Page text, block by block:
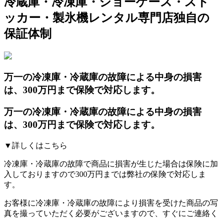
ッカー・製氷機レンタル専門店独自の
保証体制
万一の冷凍庫・冷蔵庫の故障による中身の損害
は、300万円まで保険で対応します。
万一の冷凍庫・冷蔵庫の故障による中身の損害
は、300万円まで保険で対応します。
▼詳しくはこちら
冷凍庫・冷蔵庫の故障で商品に損害が生じた場合は保険に加
入しておりますので300万円までは弊社の保険で対応しま
す。
お客様に冷凍庫・冷蔵庫の故障により損害を受けた商品の写
真を撮っていただく必要がございますので、すぐにご連絡く